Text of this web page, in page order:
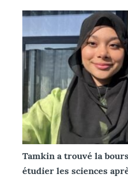
Tamkin a trouvé la
étudier les sciences